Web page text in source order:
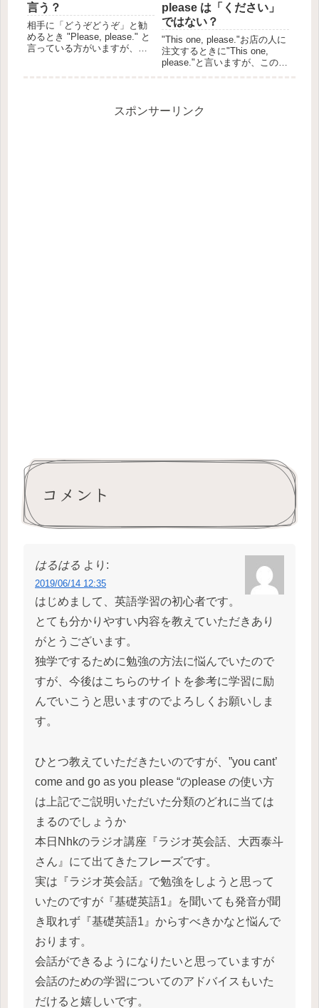
言う？
相手に「どうぞどうぞ」と勧
めるとき "Please, please." と
言っている方がいますが、実
場合」「相手の行動を促す場
please は「ください」
ではない？
"This one, please."お店の人に
注文するときに"This one,
please."と言いますが、この
さい」ではないのですが、...
スポンサーリンク
コメント
はるはる より:
2019/06/14 12:35
はじめまして、英語学習の初心者です。
とても分かりやすい内容を教えていただきあり
がとうございます。
独学でするために勉強の方法に悩んでいたので
すが、今後はこちらのサイトを参考に学習に励
んでいこうと思いますのでよろしくお願いしま
す。
ひとつ教えていただきたいのですが、”you cant’
come and go as you please “のplease の使い方
は上記でご説明いただいた分類のどれに当ては
まるのでしょうか
本日Nhkのラジオ講座『ラジオ英会話、大西泰斗
さん』にて出てきたフレーズです。
実は『ラジオ英会話』で勉強をしようと思って
いたのですが『基礎英語1』を聞いても発音が聞
き取れず『基礎英語1』からすべきかなと悩んで
おります。
会話ができるようになりたいと思っていますが
会話のための学習についてのアドバイスもいた
だけると嬉しいです。